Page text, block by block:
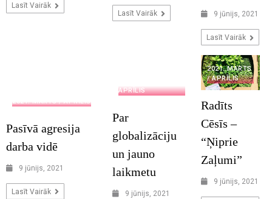
Lasīt Vairāk
Lasīt Vairāk 9 jūnijs, 2021
Lasīt Vairāk
2021. MARTS / APRĪLIS
Pasīvā agresija
darba vidē
9 jūnijs, 2021
Lasīt Vairāk
APRĪLIS
Par
globalizāciju
un jauno
laikmetu
9 jūnijs, 2021
2021. MARTS
/ APRĪLIS
Radīts
Cēsīs –
“Ņiprie
Zaļumi”
9 jūnijs, 2021